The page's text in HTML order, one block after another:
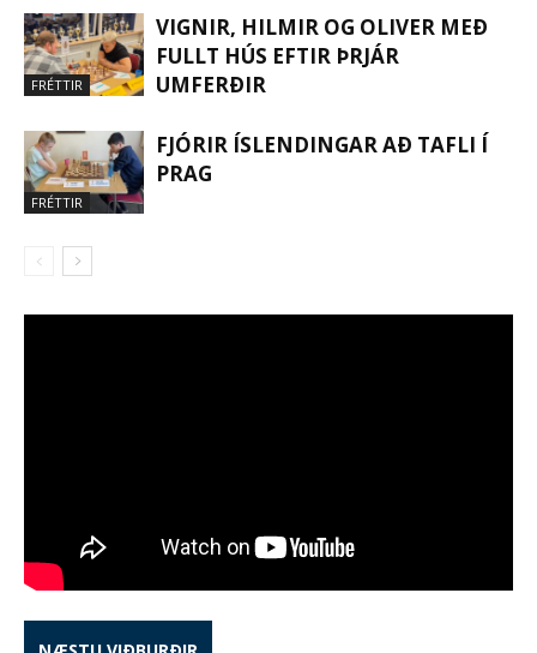
FRÉTTIR
VIGNIR, HILMIR OG OLIVER MEÐ
FULLT HÚS EFTIR ÞRJÁR
UMFERÐIR
FRÉTTIR
FJÓRIR ÍSLENDINGAR AÐ TAFLI Í
PRAG